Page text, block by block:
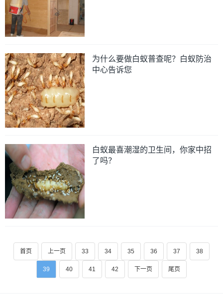
为什么要做白蚁普查呢？白蚁防治
中心告诉您
白蚁最喜潮湿的卫生间，你家中招
了吗？
首页 上一页 33 34 35 36 37 38
39 40 41 42 下一页 尾页